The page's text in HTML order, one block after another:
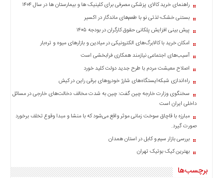
راهنمای خرید کالای پزشکی مصرفی برای کلینیک ها و بیمارستان ها در سال ۱۴۰۴
بستنی خشک؛ لذتی نو با طعم‌های ماندگار در اکسیر
پیش بینی افزایش پلکانی حقوق کارگران در بودجه ۱۴۰۵
امکان خرید با کالابرگ‌های الکترونیکی در میادین و بازارهای میوه و تره‌بار
آسیب‌های اجتماعی نیازمند همکاری فرابخشی است
اصلاح معیشت مردم با طرح جدید دولت کلید خورد
راه‌اندازی شبکه‌ایستگاه‌های شارژ خودروهای برقی راین در کیش
سخنگوی وزارت خارجه چین گفت: چین به شدت مخالف دخالت‌های خارجی در مسائل
داخلی ایران است
مبارزه با قاچاق سوخت زمانی موثر واقع می‌شود که با منشا و مبدا وقوع تخلف برخورد
صورت گیرد.
بررسی بازار سیم و کابل در استان همدان
بهترین کیک بوتیک تهران
برچسب‌ها